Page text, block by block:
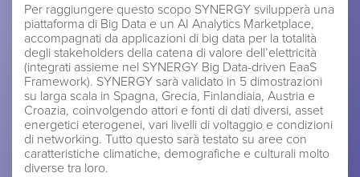
Per raggiungere questo scopo SYNERGY svilupperà una
piattaforma di Big Data e un AI Analytics Marketplace,
accompagnati da applicazioni di big data per la totalità
degli stakeholders della catena di valore dell’elettricità
(integrati assieme nel SYNERGY Big Data-driven EaaS
Framework). SYNERGY sarà validato in 5 dimostrazioni
su larga scala in Spagna, Grecia, Finlandiaia, Austria e
Croazia, coinvolgendo attori e fonti di dati diversi, asset
energetici eterogenei, vari livelli di voltaggio e condizioni
di networking. Tutto questo sarà testato su aree con
caratteristiche climatiche, demografiche e culturali molto
diverse tra loro.